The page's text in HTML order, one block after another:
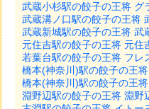
武蔵小杉駅の餃子の王将 グ
武蔵溝ノ口駅の餃子の王将
武蔵新城駅の餃子の王将 武
元住吉駅の餃子の王将 元住
若葉台駅の餃子の王将 フレ
橋本(神奈川)駅の餃子の王
橋本(神奈川)駅の餃子の王
淵野辺駅の餃子の王将 淵野